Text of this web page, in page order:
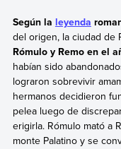
Según la leyenda
del origen, la ciudad de
Rómulo y Remo en el
habían sido
lograron sobrevivir
hermanos decidieron
pelea luego de
erigirla. Rómulo mató a
monte Palatino y se